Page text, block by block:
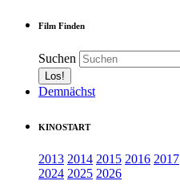
Film Finden
Suchen
Demnächst
KINOSTART
2013 2014 2015 2016 2017
2024 2025 2026